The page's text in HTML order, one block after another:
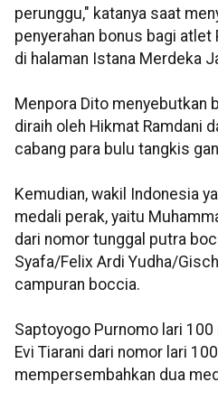
perunggu," katanya saat
penyerahan bonus bagi
di halaman Istana Merdeka
Menpora Dito menyebutkan
diraih oleh Hikmat Ramdani
cabang para bulu tangkis
Kemudian, wakil Indonesia
medali perak, yaitu
dari nomor tunggal putra
Syafa/Felix Ardi Yudha/
campuran boccia.
Saptoyogo Purnomo lari
Evi Tiarani dari nomor lari
mempersembahkan dua